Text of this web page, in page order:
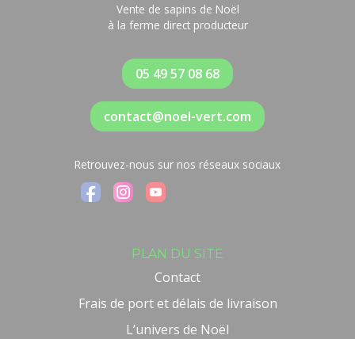
Vente de sapins de Noël
à la ferme direct producteur
05 49 57 08 68
contact@noel-vert.com
Retrouvez-nous sur nos réseaux sociaux
PLAN DU SITE
Contact
Frais de port et délais de livraison
L’univers de Noël